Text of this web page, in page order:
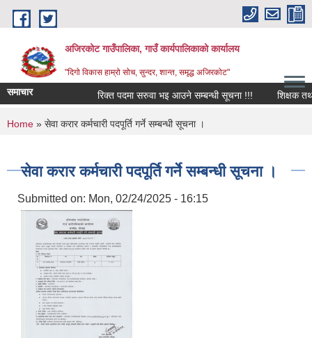
Skip to main content
अजिरकोट गाउँपालिका, गाउँ कार्यपालिकाको कार्यालय
"दिगो विकास हाम्रो सोच, सुन्दर, शान्त, समृद्ध अजिरकोट"
समाचार रिक्त पदमा सरुवा भइ आउने सम्बन्धी सूचना !!! शिक्षक तथा
You are here
Home » सेवा करार कर्मचारी पदपूर्ति गर्ने सम्बन्धी सूचना ।
सेवा करार कर्मचारी पदपूर्ति गर्ने सम्बन्धी सूचना ।
Submitted on: Mon, 02/24/2025 - 16:15